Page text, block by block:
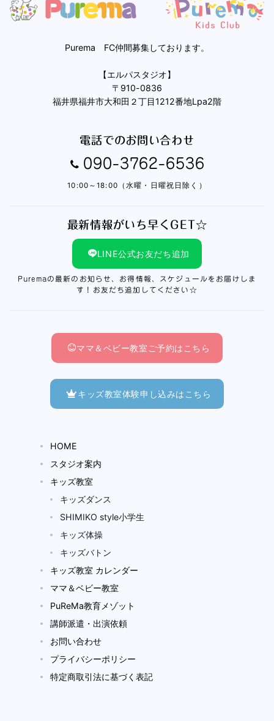
Purema FC仲間募集しております。
【エルパスタジオ】
〒910-0836
福井県福井市大和田２丁目1212番地Lpa2階
電話でのお問い合わせ
090-3762-6536
10:00～18:00（水曜・日曜祝日除く）
最新情報がいち早くGET☆
LINE公式お友だち追加
Puremaの最新のお知らせ、お得情報、スケジュールをお届けしま
す！お友だち追加してください☆
ママ＆ベビー教室ご予約はこちら
キッズ教室体験申し込みはこちら
HOME
スタジオ案内
キッズ教室
キッズダンス
SHIMIKO style小学生
キッズ体操
キッズバトン
キッズ教室 カレンダー
ママ＆ベビー教室
PuReMa教育メゾット
講師派遣・出演依頼
お問い合わせ
プライバシーポリシー
特定商取引法に基づく表記